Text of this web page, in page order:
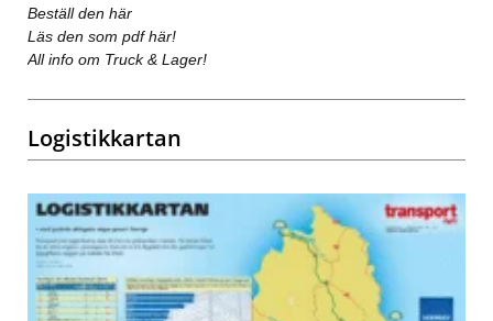
Beställ den här
Läs den som pdf här!
All info om Truck & Lager!
Logistikkartan